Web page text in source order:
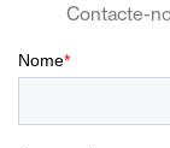
Contacte-